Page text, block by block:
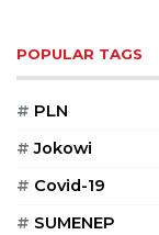
POPULAR TAGS
# PLN
# Jokowi
# Covid-19
# SUMENEP